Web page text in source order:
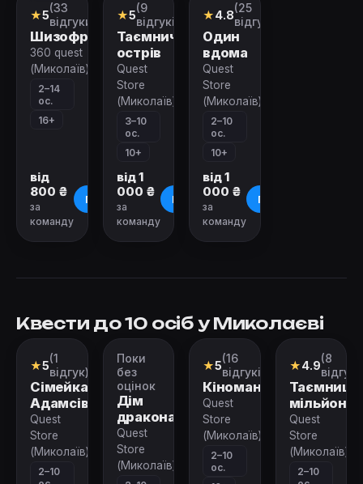
Перформанс
★5(33
відгуки)
Шизофренія
360 quest
(Миколаїв)
2–14
ос.
16+
від
800 ₴
за
команду
Про квест
Квест
★5(9
відгуків)
Таємничий
острів
Quest
Store
(Миколаїв)
3–10
ос.
10+
від 1
000 ₴
за
команду
Про квест
Квест
★4.8(25
відгуків)
Один
вдома
Quest
Store
(Миколаїв)
2–10
ос.
10+
від 1
000 ₴
за
команду
Про квест
Квести до 10 осіб у Миколаєві
Квест
★5(1
відгук)
Сімейка
Адамсів
Quest
Store
(Миколаїв)
2–10
Квест
Поки
без
оцінок
Дім
дракона
Quest
Store
(Миколаїв)
Квест
Зачинено
★5(16
відгуків)
Кіноман
Quest
Store
(Миколаїв)
2–10
ос.
Квест
Зачинено
★4.9(8
Таємниця
Quest
Store
(Миколаїв)
2–10